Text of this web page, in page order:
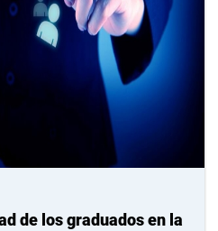
de los graduados en la